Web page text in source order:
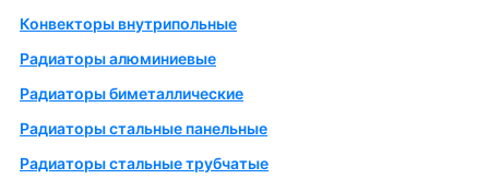
Конвекторы внутрипольные
Радиаторы алюминиевые
Радиаторы биметаллические
Радиаторы стальные панельные
Радиаторы стальные трубчатые